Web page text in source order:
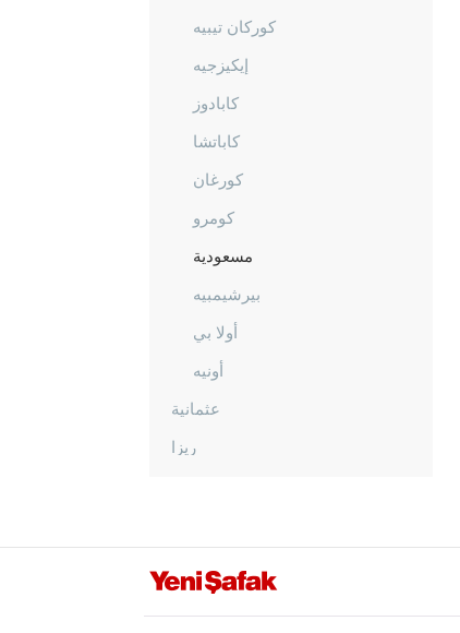
كوركان تيبيه
إيكيزجيه
كابادوز
كاباتشا
كورغان
كومرو
مسعودية
بيرشيمبيه
أولا بي
أونيه
عثمانية
ريزا
سيرت